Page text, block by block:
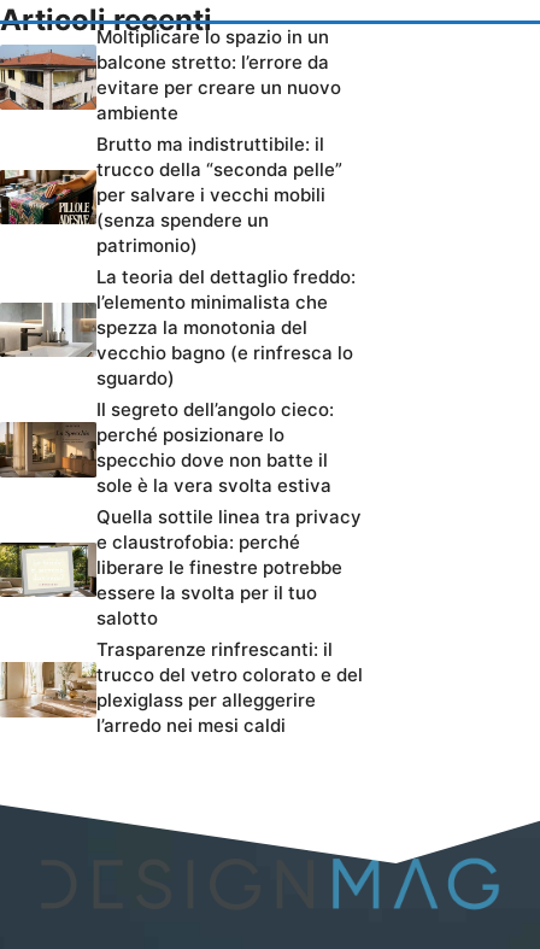
Articoli recenti
Moltiplicare lo spazio in un
balcone stretto: l’errore da
evitare per creare un nuovo
ambiente
Brutto ma indistruttibile: il
trucco della “seconda pelle”
per salvare i vecchi mobili
(senza spendere un
patrimonio)
La teoria del dettaglio freddo:
l’elemento minimalista che
spezza la monotonia del
vecchio bagno (e rinfresca lo
sguardo)
Il segreto dell’angolo cieco:
perché posizionare lo
specchio dove non batte il
sole è la vera svolta estiva
Quella sottile linea tra privacy
e claustrofobia: perché
liberare le finestre potrebbe
essere la svolta per il tuo
salotto
Trasparenze rinfrescanti: il
trucco del vetro colorato e del
plexiglass per alleggerire
l’arredo nei mesi caldi